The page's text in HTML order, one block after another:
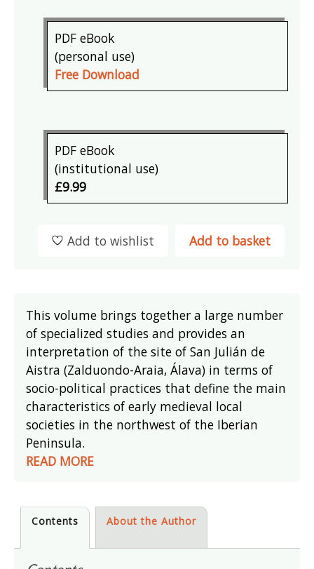
PDF eBook
(personal use)
Free Download
PDF eBook
(institutional use)
£9.99
Add to basket
Add to wishlist
This volume brings together a large number
of specialized studies and provides an
interpretation of the site of San Julián de
Aistra (Zalduondo-Araia, Álava) in terms of
socio-political practices that define the main
characteristics of early medieval local
societies in the northwest of the Iberian
Peninsula.
READ MORE
Contents About the Author